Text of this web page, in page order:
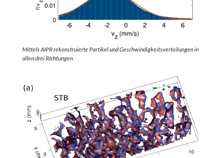
Mittels AIPR rekonstruierte Partikel und Geschwindigkeitsverteilungen in
allen drei RIchtungen.